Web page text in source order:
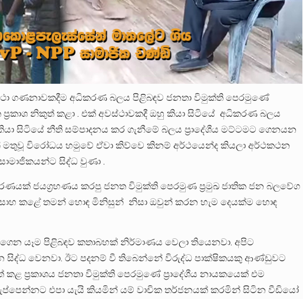
ගණනාවකදීම අධිකරණ බලය පිළිබඳව ජනතා විමුක්ති පෙරමුණේ
නිකුත් කළා . එක් අවස්ථාවකදී ඔහු කියා සිටියේ අධිකරණ බලය
සිටියේ නීති සම්පාදනය කර ගැනීමේ බලය ප්‍රාදේශීය මට්ටමට ගෙනයන
මතුවූ විරෝධය හමුවේ ඒවා කිව්වෙ කිනම් අර්ථයෙන්ද කියලා අර්ථකථන
සිද්ධ වුණා .
ජයග්‍රහණය කරපු ජනත විමුක්ති පෙරමුණ ප්‍රමුඛ ජාතික ජන බලවේග
කළේ තමන් හොඳ මිනිසුන් නිසා ඔවුන් කරන හැම දෙයක්ම හොඳ
යෑම පිළිබඳව කතාබහක් නිර්මාණය වෙලා තියෙනවා. අපිට
වෙනවා. ඊට පදනම් වී තිබෙන්නේ විරුද්ධ පාක්ෂිකයකු ආණ්ඩුවට
ප්‍රකාශය ජනතා විමුක්ති පෙරමුණේ ප්‍රාදේශීය නායකයෙක් එම
එපා යැයි කියමින් යම් වාචික තර්ජනයක් කරමින් සිටින වීඩියෝ